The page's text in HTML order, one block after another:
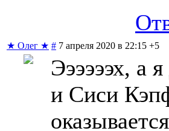
★ Олег ★ # 7 апреля 2020 в 22:15 +5
Ээээээх, а
и Сиси